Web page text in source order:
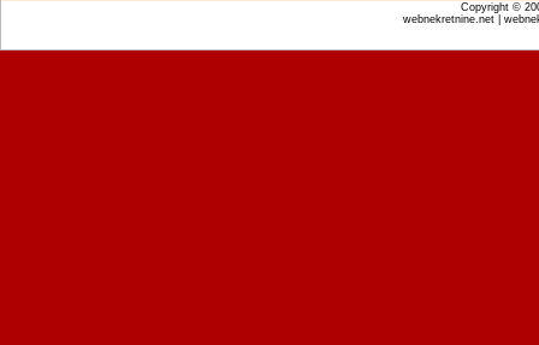
Copyright ©
webnekretnine.net |